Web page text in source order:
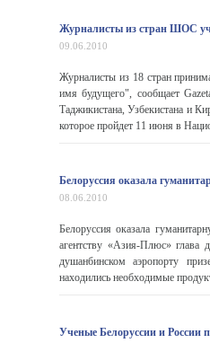
Журналисты из стран ШОС
09.06.2010
Журналисты из 18 стран
имя будущего", сообщает
Таджикистана, Узбекистана и
которое пройдет 11 июня в
Белоруссия оказала
08.06.2010
Белоруссия оказала
агентству «Азия-Плюс» глава
душанбинском аэропорту
находились необходимые
Ученые Белоруссии и России